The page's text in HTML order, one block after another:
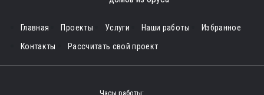
Главная Проекты Услуги Наши работы
Избранное
Контакты
Рассчитать свой проект
Часы работы: